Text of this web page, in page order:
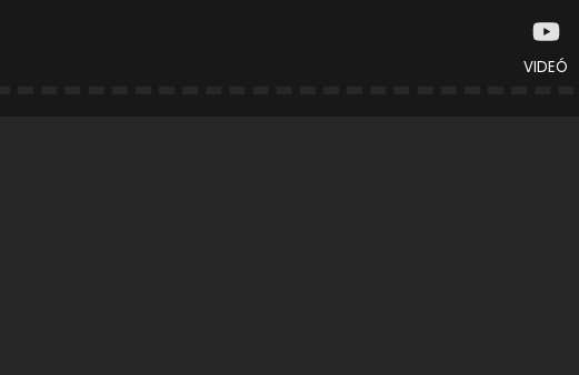
VIDEÓ